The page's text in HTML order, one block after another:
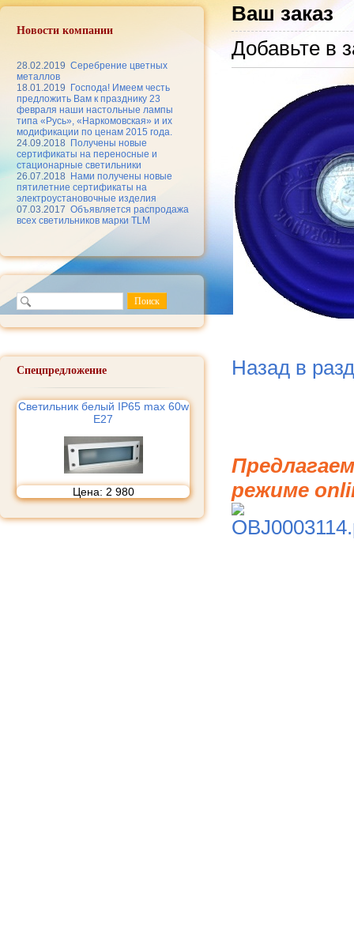
Новости компании
28.02.2019 Серебрение цветных
металлов
18.01.2019
Господа! Имеем честь
предложить Вам к празднику 23
февраля наши настольные лампы
типа «Русь», «Наркомовская» и их
модификации по ценам 2015 года.
24.09.2018
Получены новые
сертификаты на переносные и
стационарные светильники
26.07.2018
Нами получены новые
пятилетние сертификаты на
электроустановочные изделия
07.03.2017 Объявляется распродажа
всех светильников марки TLM
Спецпредложение
Светильник белый IP65 max 60w
E27
Цена: 2 980
Ваш заказ
Добавьте в
Назад в
режиме